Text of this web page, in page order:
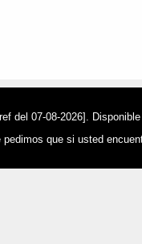
del 07-08-2026].
que si usted